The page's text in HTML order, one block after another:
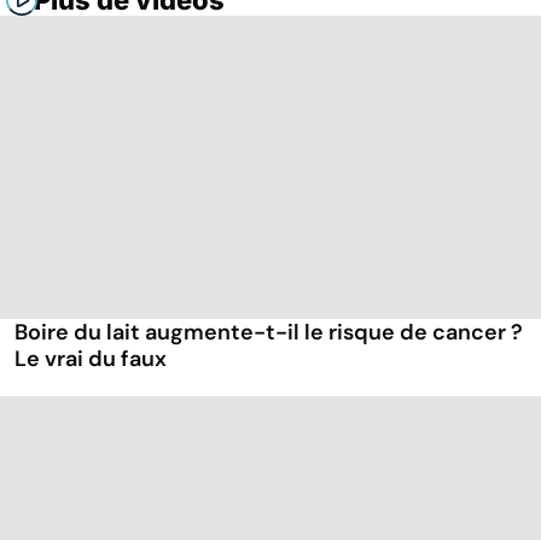
Boire du lait augmente-t-il le risque de cancer ?
Le vrai du faux